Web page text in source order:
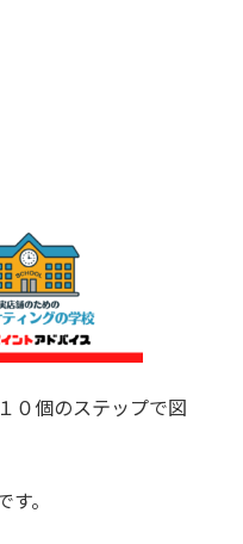
０個のステップで図
。